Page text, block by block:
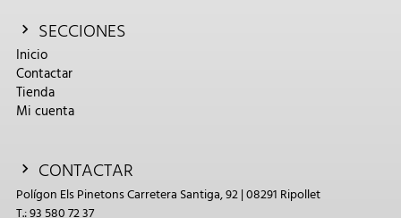
SECCIONES
Inicio
Contactar
Tienda
Mi cuenta
CONTACTAR
Polígon Els Pinetons Carretera Santiga, 92 | 08291 Ripollet
T.: 93 580 72 37